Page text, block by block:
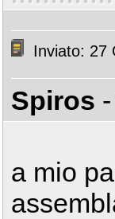
Inviato: 27
Spiros
a mio